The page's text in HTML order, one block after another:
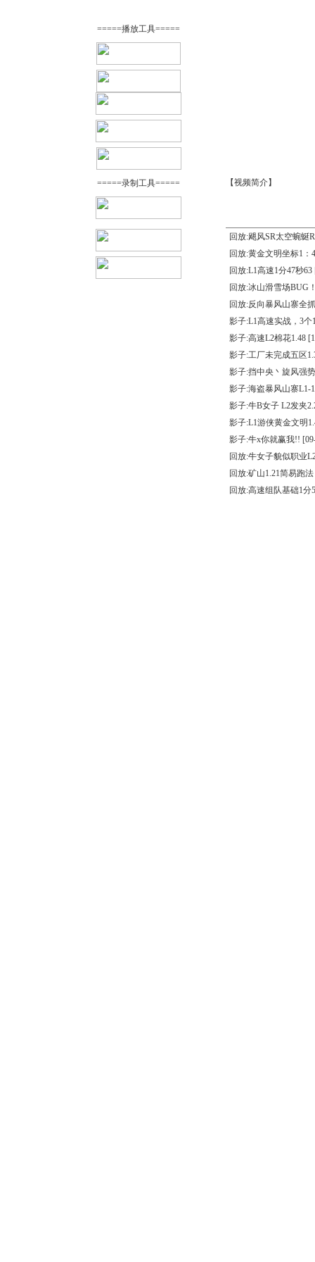
=====播放工具=====
=====录制工具===== 【视频简介】
回放:飓风SR太空蜿蜒
回放:黄金文明坐标1：
回放:L1高速1分47秒63
回放:冰山滑雪场BUG
回放:反向暴风山寨全
影子:L1高速实战，3个
影子:高速L2棉花1.48
影子:工厂未完成五区
影子:挡中央丶旋风强
影子:海盗暴风山寨L1-
影子:牛B女子 L2发夹
影子:L1游侠黄金文明
影子:牛x你就赢我!!
回放:牛女子貌似职业
回放:矿山1.21简易跑法
回放:高速组队基础1分